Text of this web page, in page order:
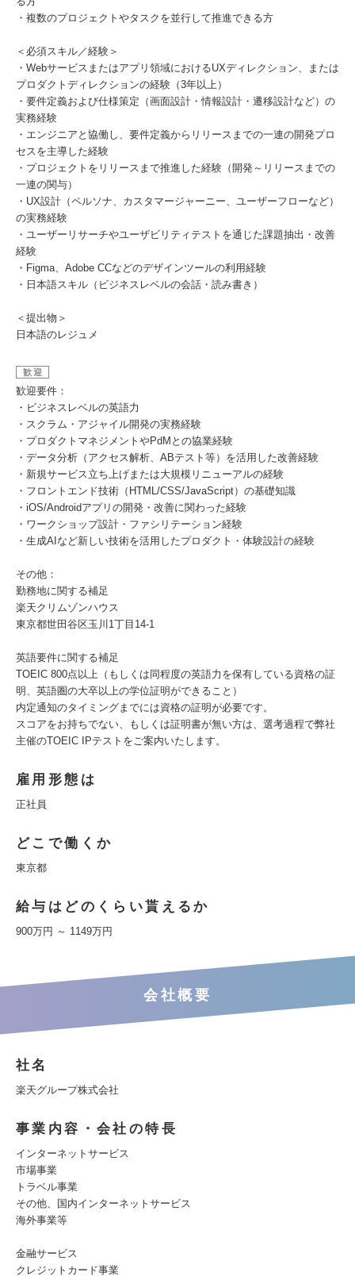
・複数のプロジェクトやタスクを並行して推進できる方
＜必須スキル／経験＞
・Webサービスまたはアプリ領域におけるUXディレクション、または
プロダクトディレクションの経験（3年以上）
・要件定義および仕様策定（画面設計・情報設計・遷移設計など）の
実務経験
・エンジニアと協働し、要件定義からリリースまでの一連の開発プロ
セスを主導した経験
・プロジェクトをリリースまで推進した経験（開発～リリースまでの
一連の関与）
・UX設計（ペルソナ、カスタマージャーニー、ユーザーフローなど）
の実務経験
・ユーザーリサーチやユーザビリティテストを通じた課題抽出・改善
経験
・Figma、Adobe CCなどのデザインツールの利用経験
・日本語スキル（ビジネスレベルの会話・読み書き）
＜提出物＞
日本語のレジュメ
歓迎
歓迎要件：
・ビジネスレベルの英語力
・スクラム・アジャイル開発の実務経験
・プロダクトマネジメントやPdMとの協業経験
・データ分析（アクセス解析、ABテスト等）を活用した改善経験
・新規サービス立ち上げまたは大規模リニューアルの経験
・フロントエンド技術（HTML/CSS/JavaScript）の基礎知識
・iOS/Androidアプリの開発・改善に関わった経験
・ワークショップ設計・ファシリテーション経験
・生成AIなど新しい技術を活用したプロダクト・体験設計の経験
その他：
勤務地に関する補足
楽天クリムゾンハウス
東京都世田谷区玉川1丁目14-1
英語要件に関する補足
TOEIC 800点以上（もしくは同程度の英語力を保有している資格の証
明、英語圏の大卒以上の学位証明ができること）
内定通知のタイミングまでには資格の証明が必要です。
スコアをお持ちでない、もしくは証明書が無い方は、選考過程で弊社
主催のTOEIC IPテストをご案内いたします。
雇用形態は
正社員
どこで働くか
東京都
給与はどのくらい貰えるか
900万円 ～ 1149万円
会社概要
社名
楽天グループ株式会社
事業内容・会社の特長
インターネットサービス
市場事業
トラベル事業
その他、国内インターネットサービス
海外事業等
金融サービス
クレジットカード事業